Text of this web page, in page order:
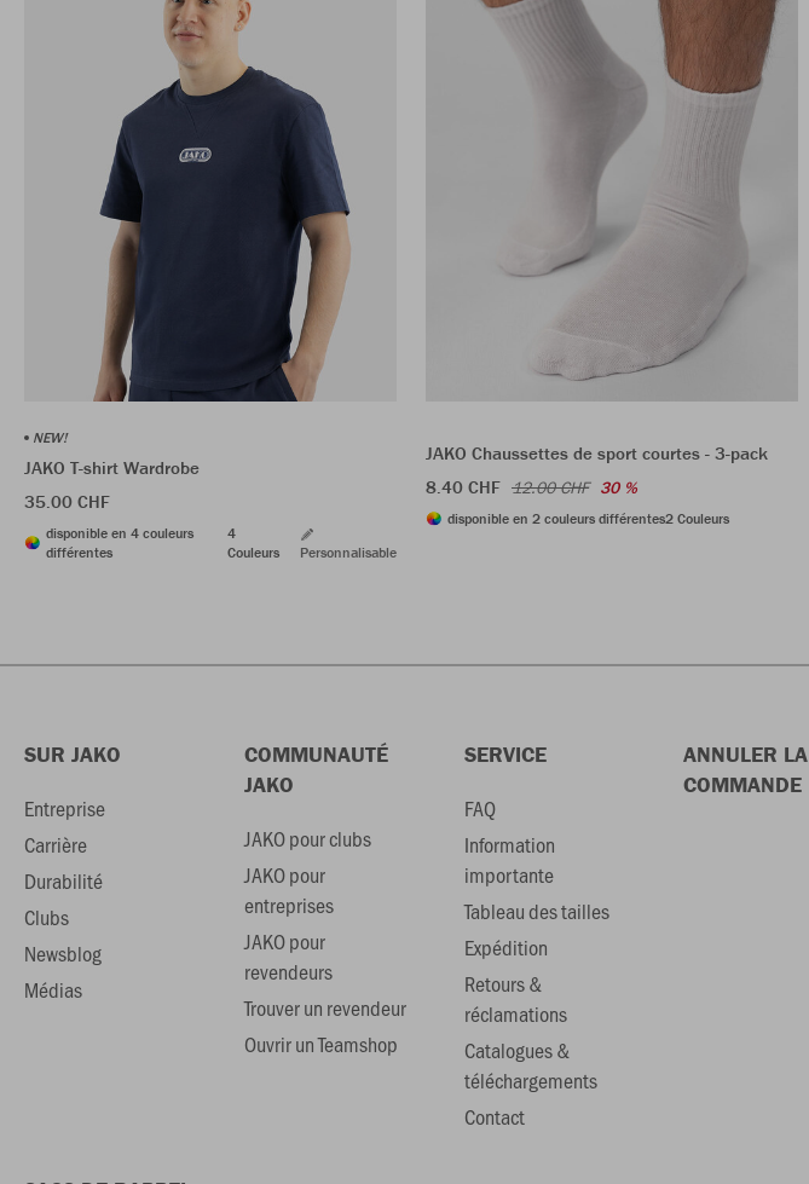
NEW!
JAKO T-shirt Wardrobe
35.00 CHF
disponible en 4 couleurs
différentes
4
Couleurs
Personnalisable
JAKO Chaussettes de sport courtes - 3-pack
8.40 CHF 12.00 CHF 30 %
disponible en 2 couleurs différentes2 Couleurs
SUR JAKO
Entreprise
Carrière
Durabilité
Clubs
Newsblog
Médias
COMMUNAUTÉ
JAKO
JAKO pour clubs
JAKO pour
entreprises
JAKO pour
revendeurs
Trouver un revendeur
Ouvrir un Teamshop
SERVICE
FAQ
Information
importante
Tableau des tailles
Expédition
Retours &
réclamations
Catalogues &
téléchargements
Contact
ANNULER LA
COMMANDE